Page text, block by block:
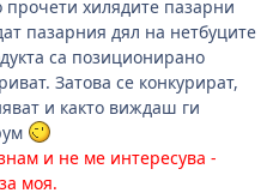
прочети хилядите пазарни
пазарния дял на нетбуците
са позиционирано
Затова се конкурират,
и както виждаш ги
и не ме интересува -
моя.